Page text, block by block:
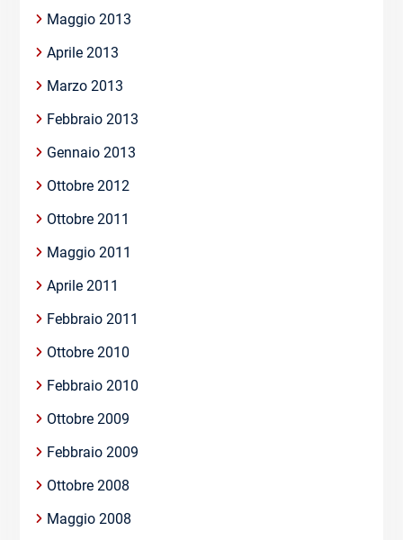
Maggio 2013
Aprile 2013
Marzo 2013
Febbraio 2013
Gennaio 2013
Ottobre 2012
Ottobre 2011
Maggio 2011
Aprile 2011
Febbraio 2011
Ottobre 2010
Febbraio 2010
Ottobre 2009
Febbraio 2009
Ottobre 2008
Maggio 2008